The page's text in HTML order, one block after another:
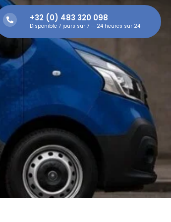
+32 (0) 483 320 098
Disponible 7 jours sur 7 — 24 heures sur 24